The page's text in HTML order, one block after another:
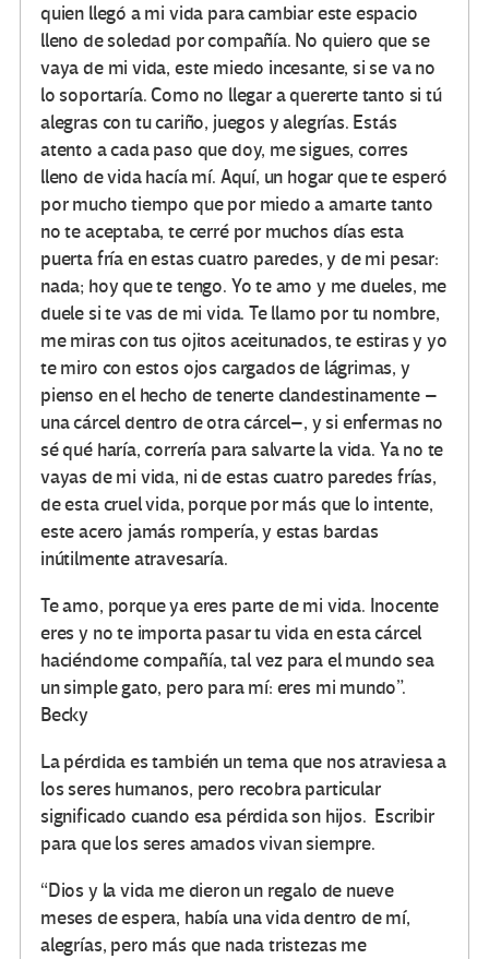
quien llegó a mi vida para cambiar este espacio
lleno de soledad por compañía. No quiero que se
vaya de mi vida, este miedo incesante, si se va no
lo soportaría. Como no llegar a quererte tanto si tú
alegras con tu cariño, juegos y alegrías. Estás
atento a cada paso que doy, me sigues, corres
lleno de vida hacía mí. Aquí, un hogar que te esperó
por mucho tiempo que por miedo a amarte tanto
no te aceptaba, te cerré por muchos días esta
puerta fría en estas cuatro paredes, y de mi pesar:
nada; hoy que te tengo. Yo te amo y me dueles, me
duele si te vas de mi vida. Te llamo por tu nombre,
me miras con tus ojitos aceitunados, te estiras y yo
te miro con estos ojos cargados de lágrimas, y
pienso en el hecho de tenerte clandestinamente –
una cárcel dentro de otra cárcel–, y si enfermas no
sé qué haría, correría para salvarte la vida. Ya no te
vayas de mi vida, ni de estas cuatro paredes frías,
de esta cruel vida, porque por más que lo intente,
este acero jamás rompería, y estas bardas
inútilmente atravesaría.
Te amo, porque ya eres parte de mi vida. Inocente
eres y no te importa pasar tu vida en esta cárcel
haciéndome compañía, tal vez para el mundo sea
un simple gato, pero para mí: eres mi mundo”.
Becky
La pérdida es también un tema que nos atraviesa a
los seres humanos, pero recobra particular
significado cuando esa pérdida son hijos. Escribir
para que los seres amados vivan siempre.
“Dios y la vida me dieron un regalo de nueve
meses de espera, había una vida dentro de mí,
alegrías, pero más que nada tristezas me